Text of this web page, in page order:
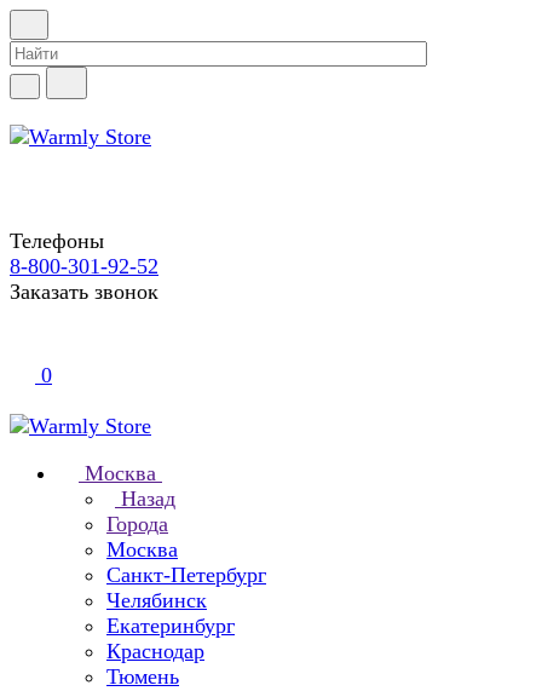
Телефоны
8-800-301-92-52
Заказать звонок
0
Москва
Назад
Города
Москва
Санкт-Петербург
Челябинск
Екатеринбург
Краснодар
Тюмень